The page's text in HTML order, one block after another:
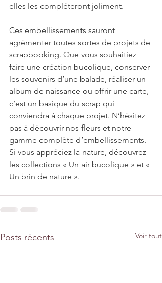
elles les compléteront joliment.
Ces embellissements sauront
agrémenter toutes sortes de projets de
scrapbooking. Que vous souhaitiez
faire une création bucolique, conserver
les souvenirs d’une balade, réaliser un
album de naissance ou offrir une carte,
c’est un basique du scrap qui
conviendra à chaque projet. N’hésitez
pas à découvrir nos fleurs et notre
gamme complète d’embellissements.
Si vous appréciez la nature, découvrez
les collections « Un air bucolique » et «
Un brin de nature ».
Posts récents Voir tout